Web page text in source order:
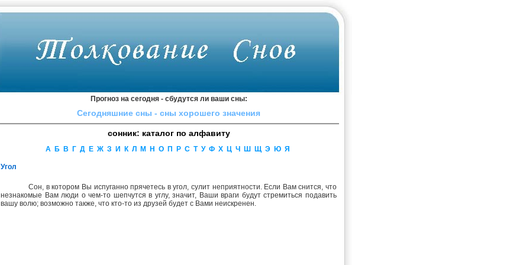
Прогноз на сегодня - сбудутся ли ваши сны:
Сегодняшние сны - сны xopoшeгo знaчeния
сонник: каталог по алфавиту
А Б В Г Д Е Ж З И К Л М Н О П Р С Т У Ф Х Ц Ч Ш Щ Э Ю Я
Угол
Сон, в котором Вы испуганно прячетесь в угол, сулит неприятности. Если Вам снится, что
незнакомые Вам люди о чем-то шепчутся в углу, значит, Ваши враги будут стремиться подавить
вашу волю; возможно также, что кто-то из друзей будет с Вами неискренен.